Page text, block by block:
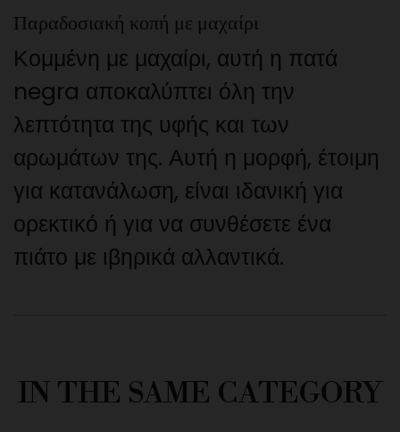
Παραδοσιακή κοπή με μαχαίρι
Κομμένη με μαχαίρι, αυτή η πατά
negra αποκαλύπτει όλη την
λεπτότητα της υφής και των
αρωμάτων της. Αυτή η μορφή, έτοιμη
για κατανάλωση, είναι ιδανική για
ορεκτικό ή για να συνθέσετε ένα
πιάτο με ιβηρικά αλλαντικά.
IN THE SAME CATEGORY